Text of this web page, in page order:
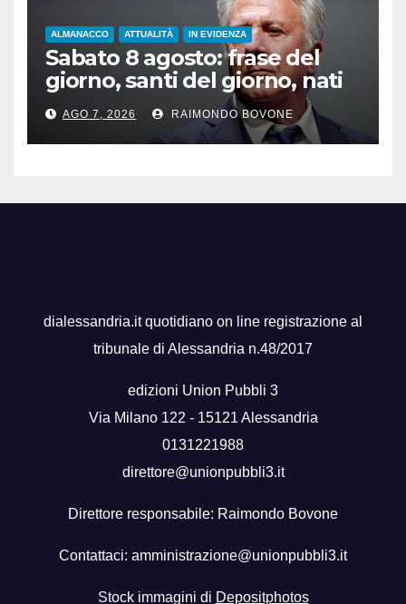
ALMANACCO ATTUALITÀ IN EVIDENZA
Sabato 8 agosto: frase del
giorno, santi del giorno, nati
famosi, accadde oggi
AGO 7, 2026 RAIMONDO BOVONE
dialessandria.it quotidiano on line registrazione al
tribunale di Alessandria n.48/2017
edizioni Union Pubbli 3
Via Milano 122 - 15121 Alessandria
0131221988
direttore@unionpubbli3.it
Direttore responsabile: Raimondo Bovone
Contattaci: amministrazione@unionpubbli3.it
Stock immagini di Depositphotos